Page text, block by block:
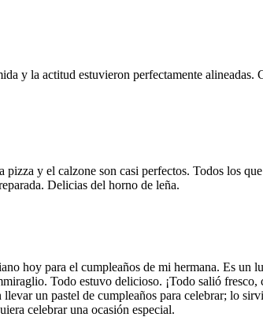
y la actitud estuvieron perfectamente
pizza y el calzone son casi perfectos. Todos los
Delicias del horno de leña.
hoy para el cumpleaños de mi hermana. Es
Todo estuvo delicioso. ¡Todo salió
un pastel de cumpleaños para celebrar; lo
celebrar una ocasión especial.